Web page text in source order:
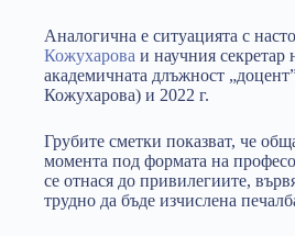
Аналогична е ситуацията с
Кожухарова и научния секретар
академичната длъжност
Кожухарова) и 2022 г.
Грубите сметки показват, че
момента под формата на
се отнася до привилегиите,
трудно да бъде изчислена